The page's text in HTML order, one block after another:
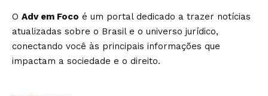
O Adv em Foco é um portal dedicado a trazer notícias
atualizadas sobre o Brasil e o universo jurídico,
conectando você às principais informações que
impactam a sociedade e o direito.